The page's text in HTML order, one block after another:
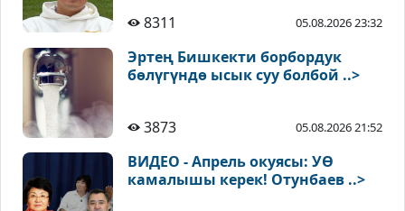
8311 05.08.2026 23:32
Эртең Бишкекти борбордук
бөлүгүндө ысык суу болбой ..>
3873 05.08.2026 21:52
ВИДЕО - Апрель окуясы: УӨ
камалышы керек! Отунбаев ..>